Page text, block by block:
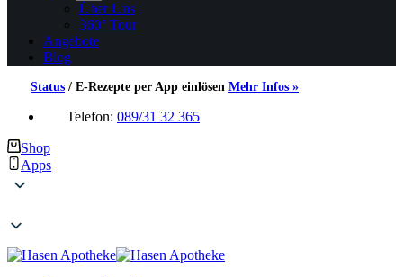
Über Uns
360° Tour
Angebote
Blog
Status / E-Rezepte per App einlösen Mehr Infos »
Telefon: 089/31 32 365
Shop
Apps